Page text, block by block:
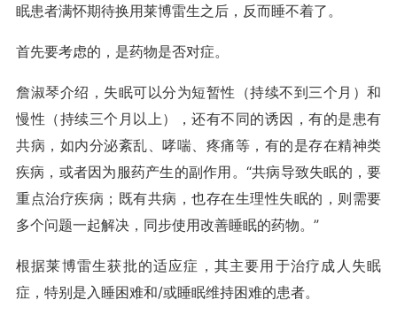
眠患者满怀期待换用莱博雷生之后，反而睡不着了。
首先要考虑的，是药物是否对症。
詹淑琴介绍，失眠可以分为短暂性（持续不到三个月）和
慢性（持续三个月以上），还有不同的诱因，有的是患有
共病，如内分泌紊乱、哮喘、疼痛等，有的是存在精神类
疾病，或者因为服药产生的副作用。“共病导致失眠的，要
重点治疗疾病；既有共病，也存在生理性失眠的，则需要
多个问题一起解决，同步使用改善睡眠的药物。”
根据莱博雷生获批的适应症，其主要用于治疗成人失眠
症，特别是入睡困难和/或睡眠维持困难的患者。